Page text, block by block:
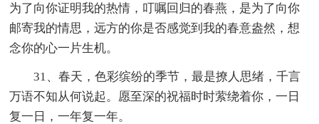
为了向你证明我的热情，叮嘱回归的春燕，是为了向你
邮寄我的情思，远方的你是否感觉到我的春意盎然，想
念你的心一片生机。
31、春天，色彩缤纷的季节，最是撩人思绪，千言
万语不知从何说起。愿至深的祝福时时萦绕着你，一日
复一日，一年复一年。